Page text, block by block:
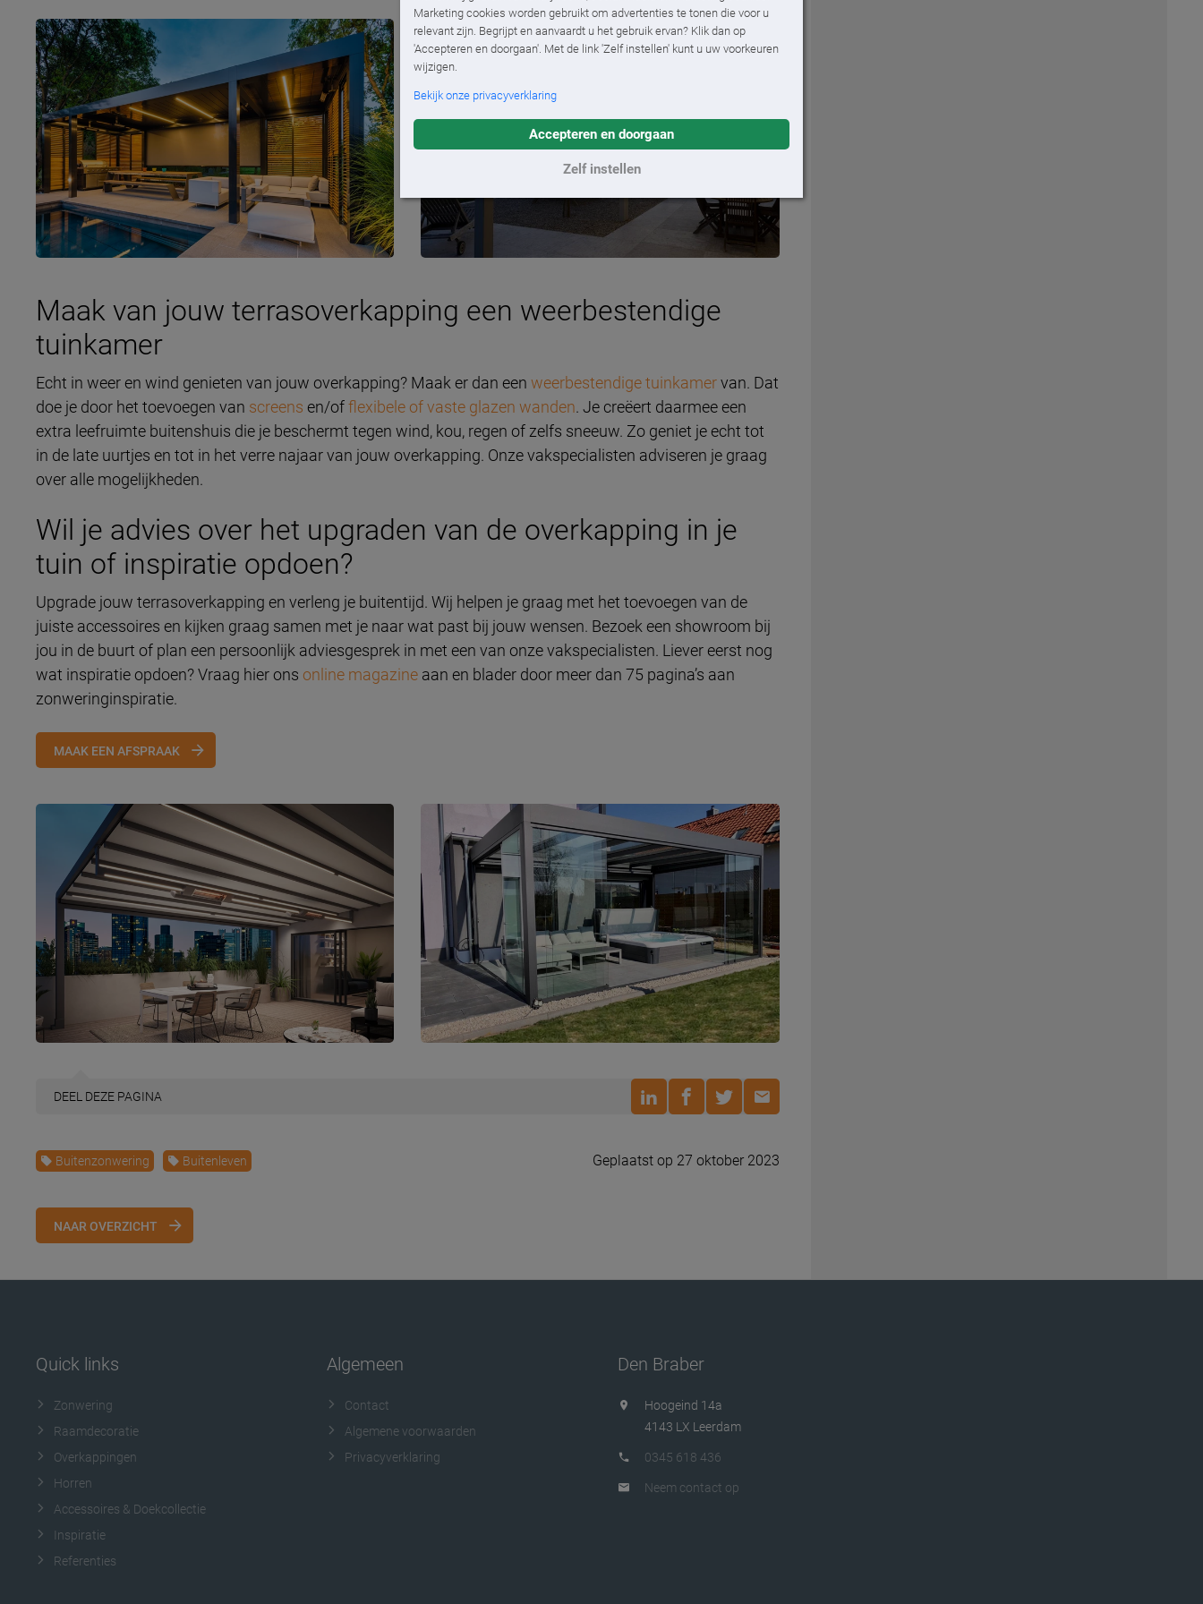
Marketing cookies worden gebruikt om advertenties te tonen die voor u
relevant zijn. Begrijpt en aanvaardt u het gebruik ervan? Klik dan op
'Accepteren en doorgaan'. Met de link 'Zelf instellen' kunt u uw voorkeuren
wijzigen.
Bekijk onze privacyverklaring
Accepteren en doorgaan
Zelf instellen
Maak van jouw terrasoverkapping een weerbestendige
tuinkamer
Echt in weer en wind genieten van jouw overkapping? Maak er dan een weerbestendige tuinkamervan. Dat
doe je door het toevoegen van screens en/offlexibele of vaste glazen wanden. Je creëert daarmee een
extra leefruimte buitenshuis die je beschermt tegen wind, kou, regen of zelfs sneeuw. Zo geniet je echt tot
in de late uurtjes en tot in het verre najaar van jouw overkapping. Onze vakspecialisten adviseren je graag
over alle mogelijkheden.
Wil je advies over het upgraden van de overkapping in je
tuin of inspiratie opdoen?
Upgrade jouw terrasoverkapping en verleng je buitentijd. Wij helpen je graag met het toevoegen van de
juiste accessoires en kijken graag samen met je naar wat past bij jouw wensen. Bezoek een showroom bij
jou in de buurt of plan een persoonlijk adviesgesprek in met een van onze vakspecialisten. Liever eerst nog
wat inspiratie opdoen? Vraag hier ons online magazine aan en blader door meer dan 75 pagina’s aan
zonweringinspiratie.
MAAK EEN AFSPRAAK
DEEL DEZE PAGINA
Geplaatst op 27 oktober 2023
Buitenzonwering Buitenleven
NAAR OVERZICHT
Quick links
Zonwering
Raamdecoratie
Overkappingen
Horren
Accessoires & Doekcollectie
Inspiratie
Referenties
Algemeen
Contact
Algemene voorwaarden
Privacyverklaring
Den Braber
Hoogeind 14a
4143 LX Leerdam
0345 618 436
Neem contact op